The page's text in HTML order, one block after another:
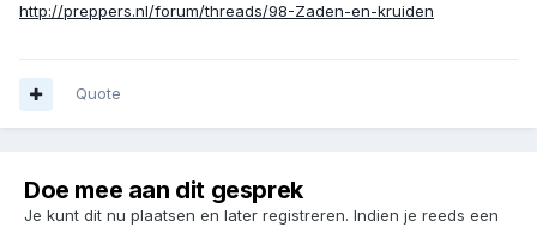
http://preppers.nl/forum/threads/98-Zaden-en-kruiden
Quote
Doe mee aan dit gesprek
Je kunt dit nu plaatsen en later registreren. Indien je reeds een